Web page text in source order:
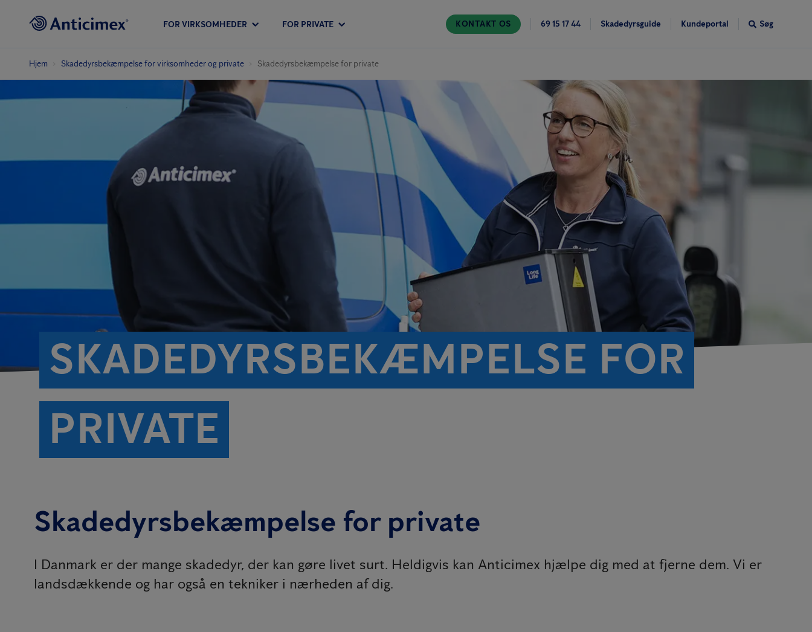
FOR VIRKSOMHEDER FOR PRIVATE KONTAKT OS 69 15 17 44 Skadedyrsguide Kundeportal Søg
Hjem Skadedyrs­bekæmpelse for virksomheder og private Skadedyrs­bekæmpelse for private
SKADEDYRS­BEKÆMPELSE FOR
PRIVATE
Skadedyrsbekæmpelse for private
I Danmark er der mange skadedyr, der kan gøre livet surt. Heldigvis kan Anticimex hjælpe dig med at fjerne dem. Vi er
landsdækkende og har også en tekniker i nærheden af dig.